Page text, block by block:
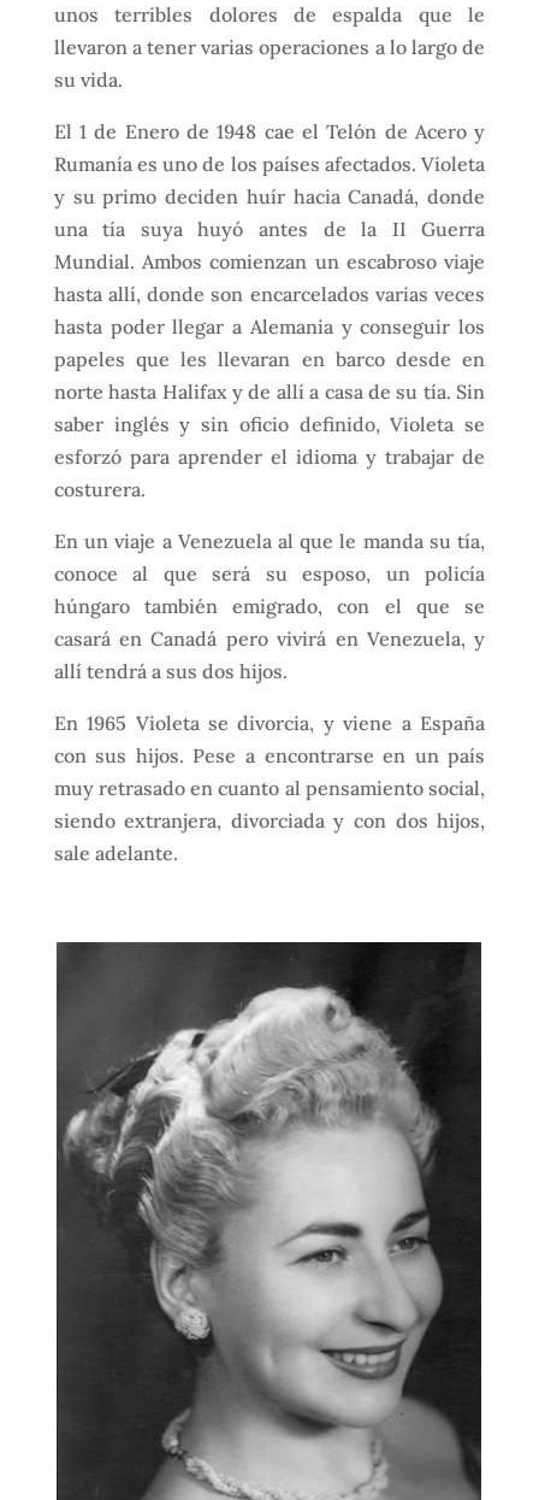
unos terribles dolores de espalda que le
llevaron a tener varias operaciones a lo largo de
su vida.
El 1 de Enero de 1948 cae el Telón de Acero y
Rumanía es uno de los países afectados. Violeta
y su primo deciden huír hacia Canadá, donde
una tía suya huyó antes de la II Guerra
Mundial. Ambos comienzan un escabroso viaje
hasta allí, donde son encarcelados varias veces
hasta poder llegar a Alemania y conseguir los
papeles que les llevaran en barco desde en
norte hasta Halifax y de allí a casa de su tía. Sin
saber inglés y sin oficio definido, Violeta se
esforzó para aprender el idioma y trabajar de
costurera.
En un viaje a Venezuela al que le manda su tía,
conoce al que será su esposo, un policía
húngaro también emigrado, con el que se
casará en Canadá pero vivirá en Venezuela, y
allí tendrá a sus dos hijos.
En 1965 Violeta se divorcia, y viene a España
con sus hijos. Pese a encontrarse en un país
muy retrasado en cuanto al pensamiento social,
siendo extranjera, divorciada y con dos hijos,
sale adelante.